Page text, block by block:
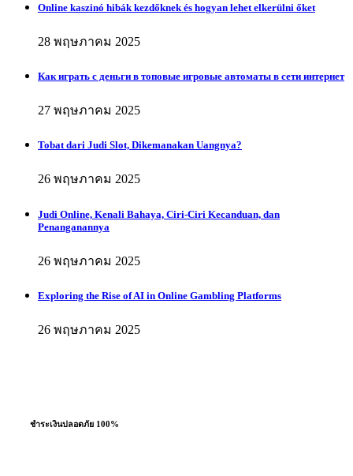
Online kaszinó hibák kezdőknek és hogyan lehet elkerülni őket
28 พฤษภาคม 2025
Как играть с деньги в топовые игровые автоматы в сети интернет
27 พฤษภาคม 2025
Tobat dari Judi Slot, Dikemanakan Uangnya?
26 พฤษภาคม 2025
Judi Online, Kenali Bahaya, Ciri-Ciri Kecanduan, dan
Penanganannya
26 พฤษภาคม 2025
Exploring the Rise of AI in Online Gambling Platforms
26 พฤษภาคม 2025
ชำระเงินปลอดภัย 100%